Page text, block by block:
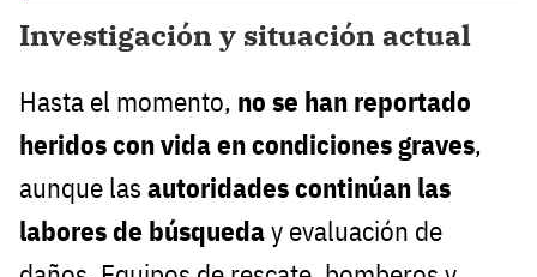
Investigación y situación actual
Hasta el momento, no se han reportado
heridos con vida en condiciones graves,
aunque las autoridades continúan las
labores de búsqueday evaluación de